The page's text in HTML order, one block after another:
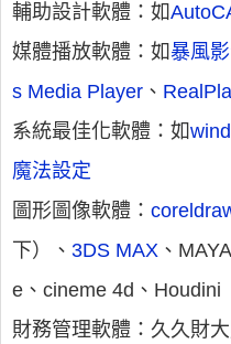
輔助設計軟體：如
媒體播放軟體：如暴風
s Media Player 、
系統最佳化軟體：如
魔法設定
圖形圖像軟體：
下）、 3DS MAX 、
e、cineme 4d、Houdini
財務管理軟體：久久財